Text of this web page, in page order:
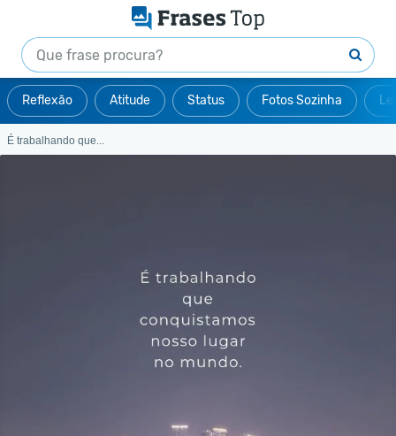
Reflexão Atitude Status Fotos Sozinha
É trabalhando que...